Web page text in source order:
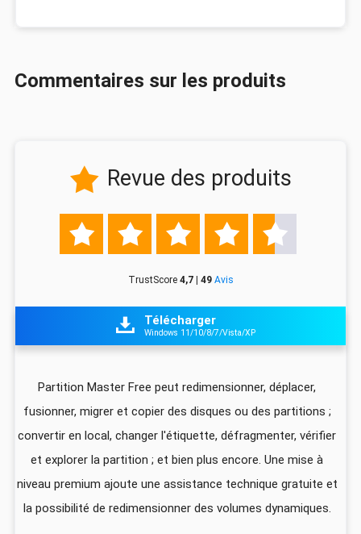
Commentaires sur les produits
 Revue des produits
    
TrustScore 4,7 | 49 Avis
 Télécharger
Windows 11/10/8/7/Vista/XP
Partition Master Free peut redimensionner, déplacer,
fusionner, migrer et copier des disques ou des partitions ;
convertir en local, changer l'étiquette, défragmenter, vérifier
et explorer la partition ; et bien plus encore. Une mise à
niveau premium ajoute une assistance technique gratuite et
la possibilité de redimensionner des volumes dynamiques.